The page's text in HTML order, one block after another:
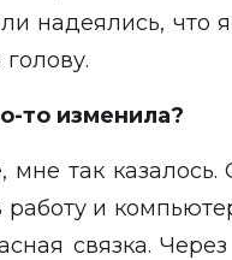
надеялись, что
голову.
то изменила?
мне так казалось.
и
связка.